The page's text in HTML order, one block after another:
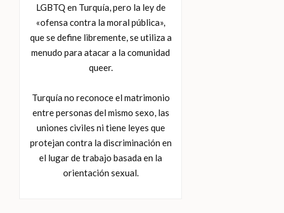
LGBTQ en Turquía, pero la ley de
«ofensa contra la moral pública»,
que se define libremente, se utiliza a
menudo para atacar a la comunidad
queer.
Turquía no reconoce el matrimonio
entre personas del mismo sexo, las
uniones civiles ni tiene leyes que
protejan contra la discriminación en
el lugar de trabajo basada en la
orientación sexual.